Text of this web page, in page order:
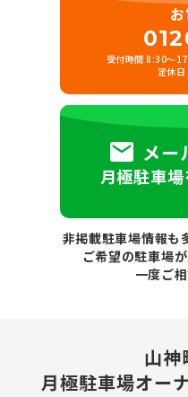
受付時間 8:30～
定休
メー
月極駐車
非掲載駐車場情報も
ご希望の駐車場
一度ご
山神
月極駐車場オー